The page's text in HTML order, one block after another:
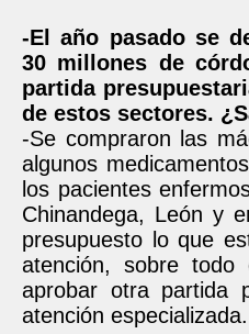
-El año pasado se
30 millones de
partida
de estos sectores.
-Se compraron las
algunos
los pacientes
Chinandega, León y
presupuesto lo que
atención, sobre
aprobar otra partida
atención especializada.